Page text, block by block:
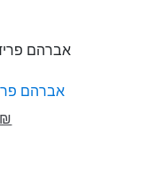
אברהם